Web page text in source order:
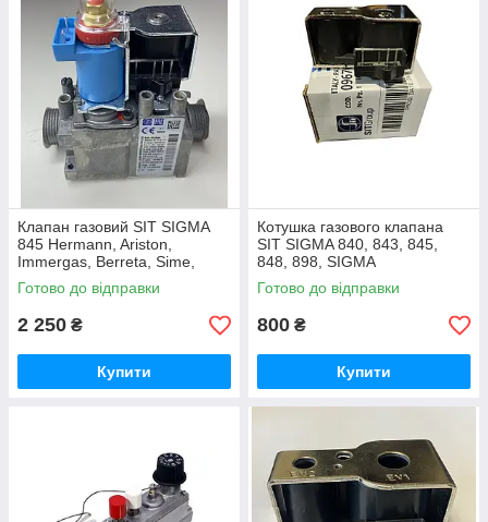
Клапан газовий SIT SIGMA
845 Hermann, Ariston,
Immergas, Berreta, Sime,
Ferroli, Nova Florida, Baxi,
Bosch
Готово до відправки
2 250 ₴
Купити
Котушка газового клапана
SIT SIGMA 840, 843, 845,
848, 898, SIGMA
Готово до відправки
800 ₴
Купити